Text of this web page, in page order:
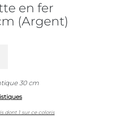
en fer
(Argent)
30 cm
dont 1 sur ce coloris